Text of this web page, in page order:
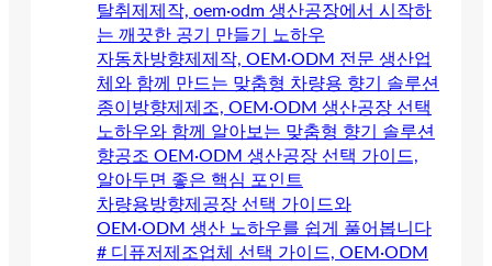
탈취제제작, oem·odm 생산공장에서 시작하
는 깨끗한 공기 만들기 노하우
자동차방향제제작, OEM·ODM 전문 생산업
체와 함께 만드는 맞춤형 차량용 향기 솔루션
종이방향제제조, OEM·ODM 생산공장 선택
노하우와 함께 알아보는 맞춤형 향기 솔루션
향공조 OEM·ODM 생산공장 선택 가이드,
알아두면 좋은 핵심 포인트
차량용방향제공장 선택 가이드와
OEM·ODM 생산 노하우를 쉽게 풀어봅니다
# 디퓨저제조업체 선택 가이드, OEM·ODM